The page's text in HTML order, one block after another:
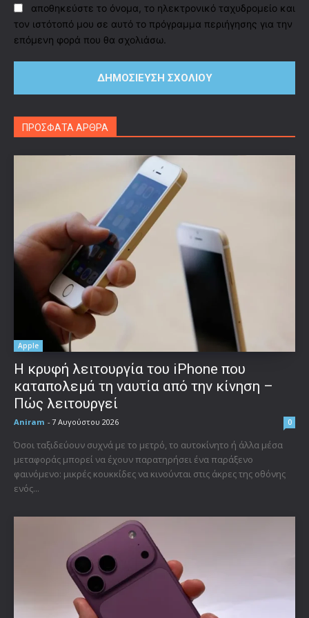
αποθηκεύστε το όνομα, το ηλεκτρονικό ταχυδρομείο και
τον ιστότοπό μου σε αυτό το πρόγραμμα περιήγησης για την
επόμενη φορά που θα σχολιάσω.
ΠΡΟΣΦΑΤΑ ΑΡΘΡΑ
Apple
Η κρυφή λειτουργία του iPhone που
καταπολεμά τη ναυτία από την κίνηση –
Πώς λειτουργεί
Aniram - 7 Αυγούστου 2026 0
Όσοι ταξιδεύουν συχνά με το μετρό, το αυτοκίνητο ή άλλα μέσα
μεταφοράς μπορεί να έχουν παρατηρήσει ένα παράξενο
φαινόμενο: μικρές κουκκίδες να κινούνται στις άκρες της οθόνης
ενός...